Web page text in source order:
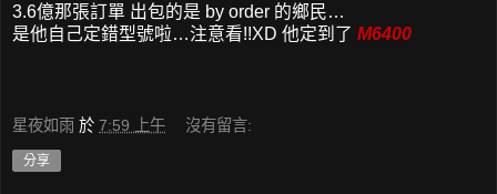
3.6億那張訂單 出包的是 by order 的鄉民…
是他自己定錯型號啦…注意看!!XD 他定到了 M6400
星夜如雨 於 7:59 上午 沒有留言:
分享